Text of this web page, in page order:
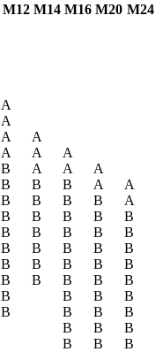
М12 М14 М16 М20 М24
А
А
А
А
А А
А
В А А
А
В В В А
А
В В В В
А
В В В В
В
В В В В
В
В В В В
В
В В В В
В
В В В В
В
В В В
В
В В В
В
В В
В
В В В